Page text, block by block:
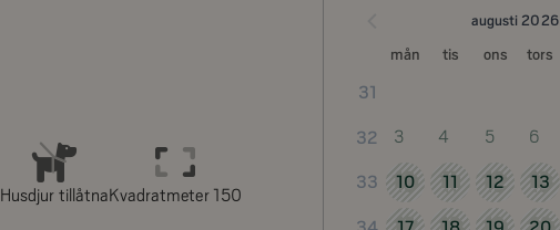
Husdjur tillåtnaKvadratmeter 150
augusti 2026
mån tis ons tors
31
32 3 4 5 6
33 10 11 12 13